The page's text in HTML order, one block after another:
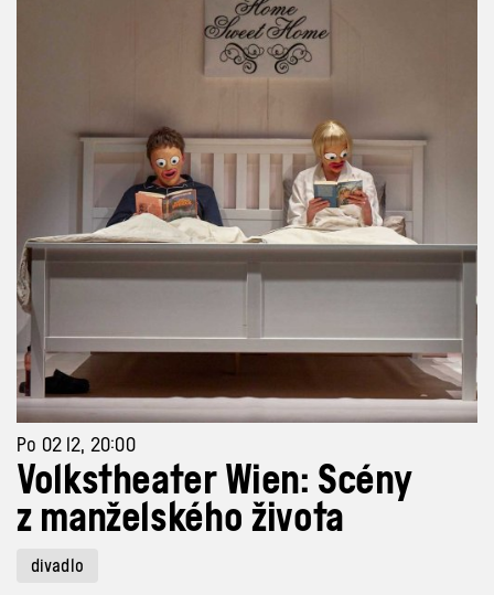
Po 02 12, 20:00
Volkstheater Wien: Scény
z manželského života
divadlo